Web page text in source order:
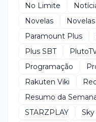
No Limite
Novelas
Paramount Plus
Plus SBT
Programação
Rakuten Viki
Resumo da
STARZPLAY
Sky